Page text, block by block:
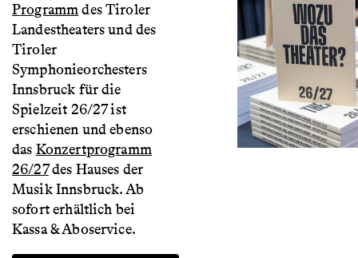
Programmdes Tiroler
Landestheaters und des
Tiroler
Symphonieorchesters
Innsbruck für die
Spielzeit 26/27 ist
erschienen und ebenso
das Konzertprogramm
26/27des Hauses der
Musik Innsbruck. Ab
sofort erhältlich bei
Kassa & Aboservice.